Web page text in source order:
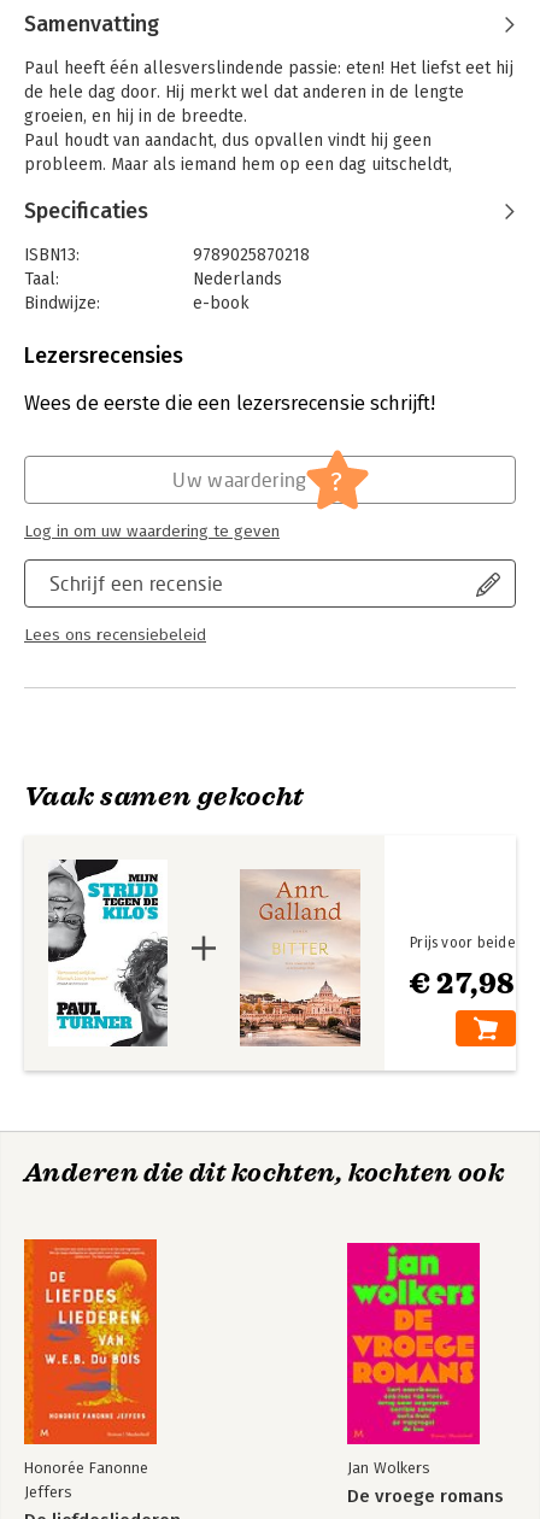
Samenvatting
Paul heeft één allesverslindende passie: eten! Het liefst eet hij
de hele dag door. Hij merkt wel dat anderen in de lengte
groeien, en hij in de breedte.
Paul houdt van aandacht, dus opvallen vindt hij geen
probleem. Maar als iemand hem op een dag uitscheldt,
hij voortaan gepest? Of kan hij zelf iets doen aan de manier
Humoristisch verhaal over (heel veel) eten,
doorzettingsvermogen en trots zijn op wie je bent.
Kiloknaller.
Specificaties
ISBN13:
9789025870218
Taal:
Nederlands
Bindwijze:
e-book
Bestandsformaat:
Uitgever:
Leopold
Literatuur en romans
Lezersrecensies
Wees de eerste die een lezersrecensie schrijft!
Schrijf een recensie
Lees ons recensiebeleid
Uw waardering ?
Log in om uw waardering te geven
Vaak samen gekocht
€ 27,98
Prijs voor beide
Anderen die dit kochten, kochten ook
Honorée Fanonne
Jeffers
Jan Wolkers
De vroege romans